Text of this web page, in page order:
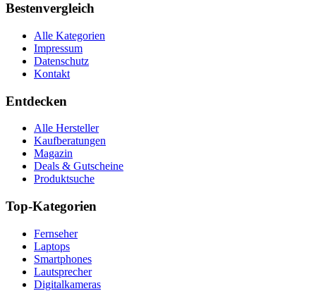
Bestenvergleich
Alle Kategorien
Impressum
Datenschutz
Kontakt
Entdecken
Alle Hersteller
Kaufberatungen
Magazin
Deals & Gutscheine
Produktsuche
Top-Kategorien
Fernseher
Laptops
Smartphones
Lautsprecher
Digitalkameras